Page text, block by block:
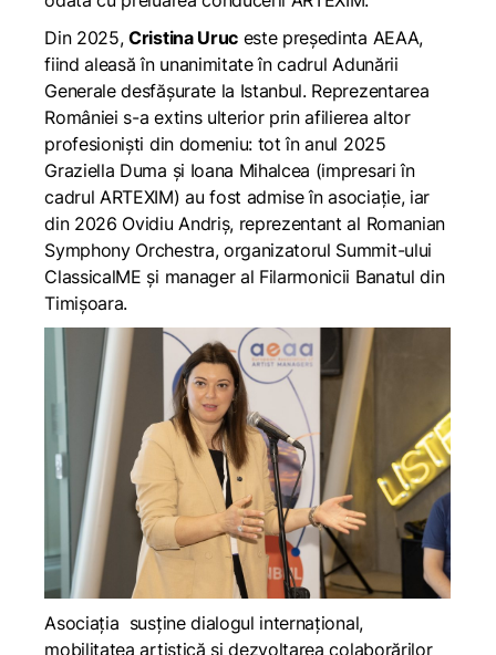
Din 2025,Cristina Uruceste președinta AEAA,
fiind aleasă în unanimitate în cadrul Adunării
Generale desfășurate la Istanbul. Reprezentarea
României s-a extins ulterior prin afilierea altor
profesioniști din domeniu: tot în anul 2025
Graziella Duma și Ioana Mihalcea (impresari în
cadrul ARTEXIM) au fost admise în asociație, iar
din 2026 Ovidiu Andriș, reprezentant al Romanian
Symphony Orchestra, organizatorul Summit-ului
ClassicalME și manager al Filarmonicii Banatul din
Timișoara.
Asociația susține dialogul internațional,
mobilitatea artistică și dezvoltarea colaborărilor